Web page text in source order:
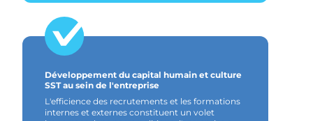
Développement du capital humain et culture
SST au sein de l'entreprise
L'efficience des recrutements et les formations
internes et externes constituent un volet